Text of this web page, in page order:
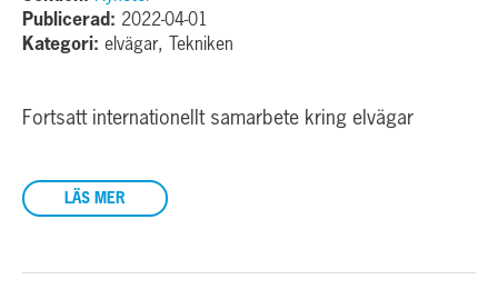
Publicerad: 2022-04-01
Kategori: elvägar, Tekniken
Fortsatt internationellt samarbete kring elvägar
LÄS MER